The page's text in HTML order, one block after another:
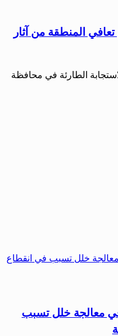
المنطقة من آثار
الطارئة في محافظة
في معالجة خلل تسبب